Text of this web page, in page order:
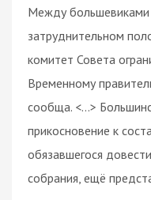
Между большевиками
затруднительном
комитет Совета
Временному
сообща. <…>
прикосновение к
обязавшегося
собрания, ещё